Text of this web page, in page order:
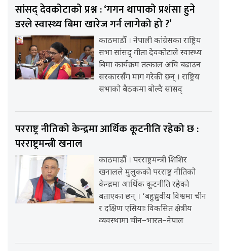
सांसद् देवकोटाको प्रश्न : ‘गगन थापाको प्रशंसा हुने
डरले स्वास्थ्य बिमा खारेज गर्न लागेको हो ?’
काठमाडौँ । नेपाली कांग्रेसका राष्ट्रिय
सभा सांसद् गीता देवकोटाले स्वास्थ्य
बिमा कार्यक्रम तत्काल अघि बढाउन
सरकारसँग माग गरेकी छन् । राष्ट्रिय
सभाको बैठकमा बोल्दै सांसद्
परराष्ट्र नीतिको केन्द्रमा आर्थिक कूटनीति रहेको छ :
परराष्ट्रमन्त्री खनाल
काठमाडौँ । परराष्ट्रमन्त्री शिशिर
खनालले मुलुकको परराष्ट्र नीतिको
केन्द्रमा आर्थिक कूटनीति रहेको
बताएका छन् । ‘बहुध्रुवीय विश्वमा चीन
र दक्षिण एसियाः विकसित क्षेत्रीय
व्यवस्थामा चीन–भारत–नेपाल